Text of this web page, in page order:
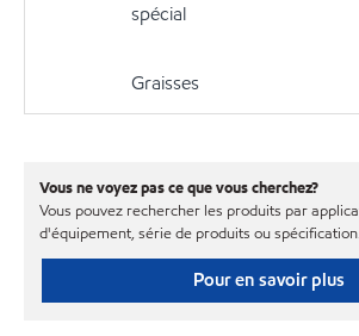
spécial
Graisses
Vous ne voyez pas ce que vous cherchez?
Vous pouvez rechercher les produits par
d'équipement, série de produits ou
Pour en savoir plus